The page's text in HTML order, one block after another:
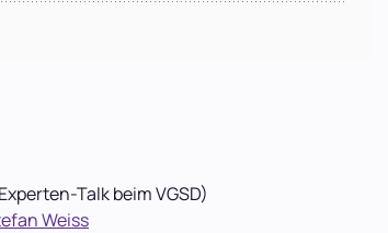
Talk beim VGSD)
Weiss